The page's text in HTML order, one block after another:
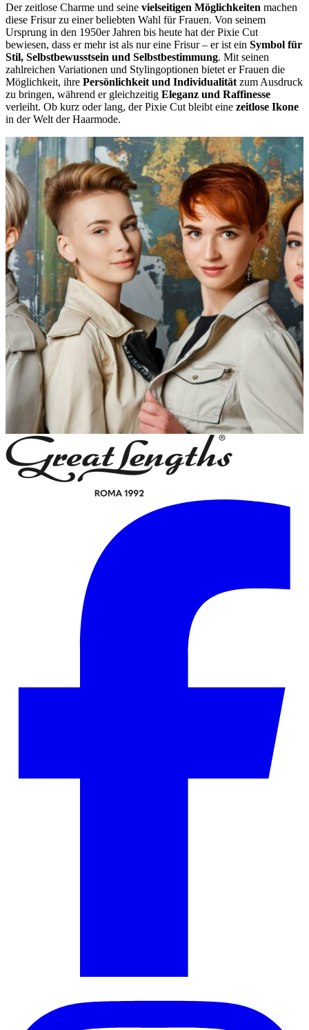
Der zeitlose Charme und seine vielseitigen Möglichkeiten machen
diese Frisur zu einer beliebten Wahl für Frauen. Von seinem
Ursprung in den 1950er Jahren bis heute hat der Pixie Cut
bewiesen, dass er mehr ist als nur eine Frisur – er ist ein Symbol für
Stil, Selbstbewusstsein und Selbstbestimmung. Mit seinen
zahlreichen Variationen und Stylingoptionen bietet er Frauen die
Möglichkeit, ihre Persönlichkeit und Individualität zum Ausdruck
zu bringen, während er gleichzeitig Eleganz und Raffinesse
verleiht. Ob kurz oder lang, der Pixie Cut bleibt eine zeitlose Ikone
in der Welt der Haarmode.